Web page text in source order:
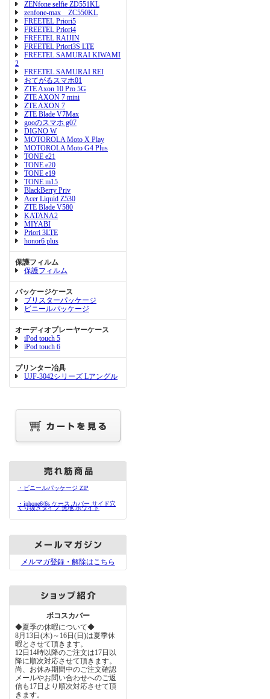
ZENfone selfie ZD551KL
zenfone-max ZC550KL
FREETEL Priori5
FREETEL Priori4
FREETEL RAIJIN
FREETEL Priori3S LTE
FREETEL SAMURAI KIWAMI
2
FREETEL SAMURAI REI
おてがるスマホ01
ZTE Axon 10 Pro 5G
ZTE AXON 7 mini
ZTE AXON 7
ZTE Blade V7Max
gooのスマホ g07
DIGNO W
MOTOROLA Moto X Play
MOTOROLA Moto G4 Plus
TONE e21
TONE e20
TONE e19
TONE m15
BlackBerry Priv
Acer Liquid Z530
ZTE Blade V580
KATANA2
MIYABI
Priori 3LTE
honor6 plus
保護フィルム
保護フィルム
パッケージケース
ブリスターパッケージ
ビニールパッケージ
オーディオプレーヤーケース
iPod touch 5
iPod touch 6
プリンター冶具
UJF-3042シリーズ Lアングル
・ビニールパッケージ ZIP
・iphone6/6s ケース カバー サイド穴
くり抜きタイプ 無地 ホワイト
メルマガ登録・解除はこちら
ボコスカバー
◆夏季の休暇について◆
8月13日(木)～16日(日)は夏季休
暇とさせて頂きます。
12日14時以降のご注文は17日以
降に順次対応させて頂きます。
尚、お休み期間中のご注文確認
メールやお問い合わせへのご返
信も17日より順次対応させて頂
きます。